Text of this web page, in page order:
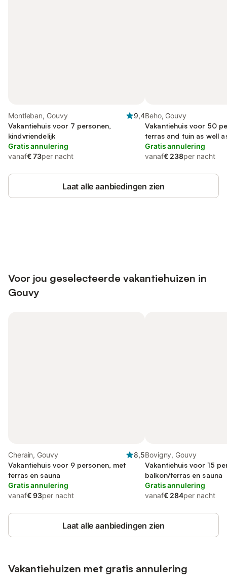
Montleban, Gouvy
9,4
Vakantiehuis voor 7 personen,
kindvriendelijk
Gratis annulering
vanaf€ 73per nacht
Beho, Gouvy
Vakantiehuis voor 50
terras and tuin as well
huisdier
Gratis annulering
vanaf€ 238per nacht
Laat alle aanbiedingen zien
Voor jou geselecteerde vakantiehuizen in
Gouvy
Cherain, Gouvy
8,5
Vakantiehuis voor 9 personen, met
terras en sauna
Gratis annulering
vanaf€ 93per nacht
Bovigny, Gouvy
Vakantiehuis voor 15
balkon/terras en sauna
Gratis annulering
vanaf€ 284per nacht
Laat alle aanbiedingen zien
Vakantiehuizen met gratis annulering